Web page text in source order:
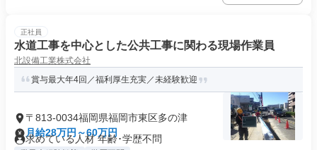
正社員
水道工事を中心とした公共工事に関わる現場作業員
北設備工業株式会社
賞与最大年4回／福利厚生充実／未経験歓迎
〒813-0034福岡県福岡市東区多の津
月給28万円～60万円
求めている人材 年齢･学歴不問